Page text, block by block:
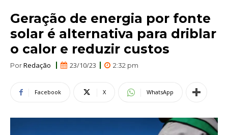
Geração de energia por fonte
solar é alternativa para driblar
o calor e reduzir custos
PorRedação 23/10/23 2:32 pm
Facebook X WhatsApp